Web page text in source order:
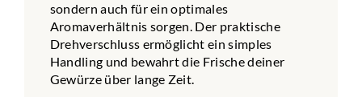
sondern auch für ein optimales
Aromaverhältnis sorgen. Der praktische
Drehverschluss ermöglicht ein simples
Handling und bewahrt die Frische deiner
Gewürze über lange Zeit.